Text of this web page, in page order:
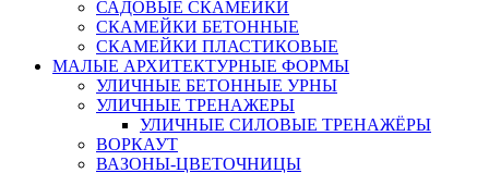
САДОВЫЕ СКАМЕЙКИ
СКАМЕЙКИ БЕТОННЫЕ
СКАМЕЙКИ ПЛАСТИКОВЫЕ
МАЛЫЕ АРХИТЕКТУРНЫЕ ФОРМЫ
УЛИЧНЫЕ БЕТОННЫЕ УРНЫ
УЛИЧНЫЕ ТРЕНАЖЕРЫ
УЛИЧНЫЕ СИЛОВЫЕ ТРЕНАЖЁРЫ
ВОРКАУТ
ВАЗОНЫ-ЦВЕТОЧНИЦЫ